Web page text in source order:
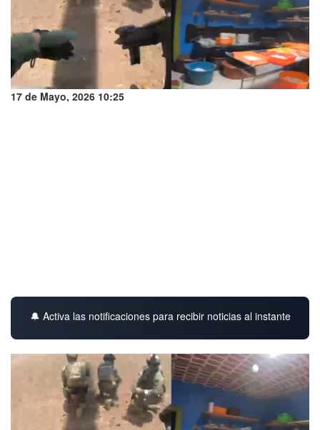
17 de Mayo, 2026 10:25
🔔 Activa las notificaciones para recibir noticias al instante